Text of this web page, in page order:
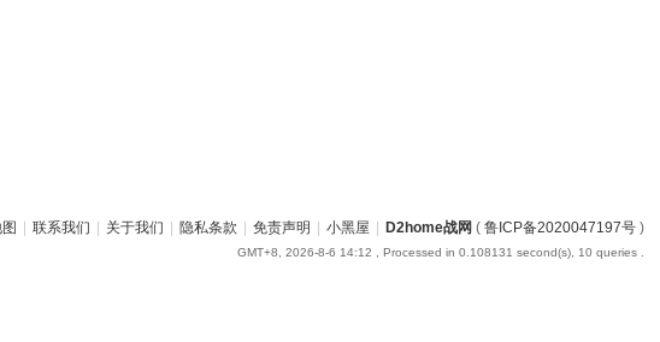
| 联系我们 | 关于我们 | 隐私条款 | 免责声明 | 小黑屋 | D2home战网 ( 鲁ICP备2020047197号)
GMT+8, 2026-8-6 14:12 , Processed in 0.108131 second(s), 10 queries .